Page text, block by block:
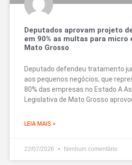
Deputados aprovam projeto
em 90% as multas para micro
Mato Grosso
Deputado defendeu tratamento
aos pequenos negócios, que
80% das empresas no Estado A
Legislativa de Mato Grosso
LEIA MAIS »
22/07/2026 Nenhum comentário